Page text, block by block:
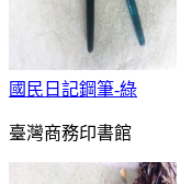
國民日記鋼筆-綠
臺灣商務印書館